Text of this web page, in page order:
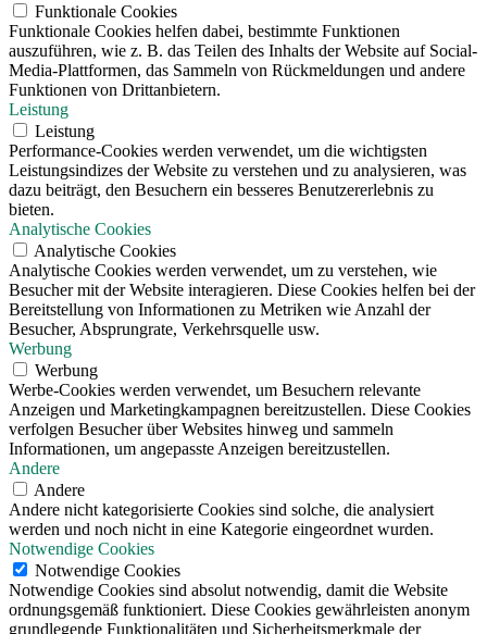
Funktionale Cookies
Funktionale Cookies helfen dabei, bestimmte Funktionen
auszuführen, wie z. B. das Teilen des Inhalts der Website auf Social-
Media-Plattformen, das Sammeln von Rückmeldungen und andere
Funktionen von Drittanbietern.
Leistung
Leistung
Performance-Cookies werden verwendet, um die wichtigsten
Leistungsindizes der Website zu verstehen und zu analysieren, was
dazu beiträgt, den Besuchern ein besseres Benutzererlebnis zu
bieten.
Analytische Cookies
Analytische Cookies
Analytische Cookies werden verwendet, um zu verstehen, wie
Besucher mit der Website interagieren. Diese Cookies helfen bei der
Bereitstellung von Informationen zu Metriken wie Anzahl der
Besucher, Absprungrate, Verkehrsquelle usw.
Werbung
Werbung
Werbe-Cookies werden verwendet, um Besuchern relevante
Anzeigen und Marketingkampagnen bereitzustellen. Diese Cookies
verfolgen Besucher über Websites hinweg und sammeln
Informationen, um angepasste Anzeigen bereitzustellen.
Andere
Andere
Andere nicht kategorisierte Cookies sind solche, die analysiert
werden und noch nicht in eine Kategorie eingeordnet wurden.
Notwendige Cookies
Notwendige Cookies
Notwendige Cookies sind absolut notwendig, damit die Website
ordnungsgemäß funktioniert. Diese Cookies gewährleisten anonym
grundlegende Funktionalitäten und Sicherheitsmerkmale der